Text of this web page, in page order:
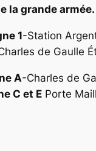
la grande armée.
1-Station
de Gaulle
A-Charles de
C et E Porte